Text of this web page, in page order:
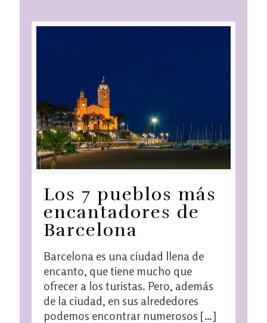
Los 7 pueblos más
encantadores de
Barcelona
Barcelona es una ciudad llena de
encanto, que tiene mucho que
ofrecer a los turistas. Pero, además
de la ciudad, en sus alrededores
podemos encontrar numerosos […]